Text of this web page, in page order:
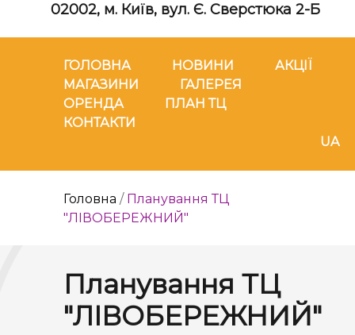
02002, м. Київ, вул. Є. Сверстюка 2-Б
ГОЛОВНА НОВИНИ
АКЦІЇ
МАГАЗИНИ
ГАЛЕРЕЯ
ОРЕНДА
ПЛАН ТЦ
КОНТАКТИ
UA
Головна / Планування ТЦ
"ЛІВОБЕРЕЖНИЙ"
Планування ТЦ
"ЛІВОБЕРЕЖНИЙ"